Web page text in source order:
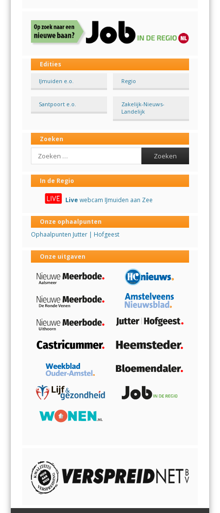
Edities
IJmuiden e.o. Regio
Santpoort e.o.
Zakelijk-Nieuws-
Landelijk
Zoeken
Search
In de Regio
Live webcam IJmuiden aan Zee
Onze ophaalpunten
Ophaalpunten Jutter | Hofgeest
Onze uitgaven